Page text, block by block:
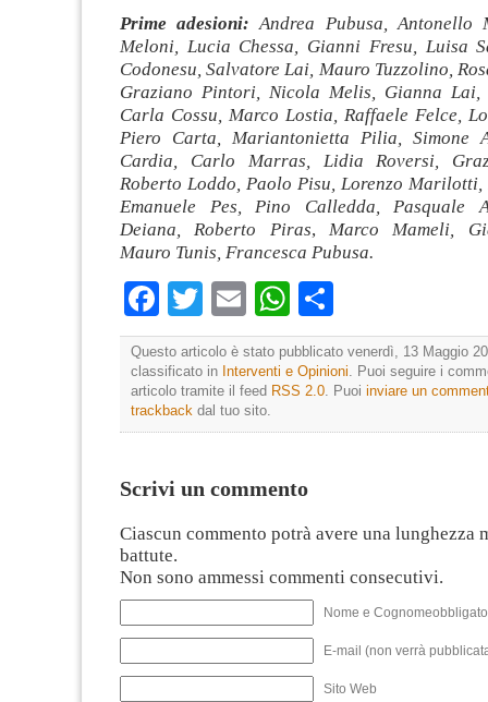
Prime adesioni:Andrea Pubusa, Antonello
Meloni, Lucia Chessa, Gianni Fresu, Luisa
Codonesu, Salvatore Lai, Mauro Tuzzolino,
Graziano Pintori, Nicola Melis, Gianna Lai,
Carla Cossu, Marco Lostia, Raffaele Felce,
Piero Carta, Mariantonietta Pilia, Simone
Cardia, Carlo Marras, Lidia Roversi,
Roberto Loddo, Paolo Pisu, Lorenzo
Emanuele Pes, Pino Calledda, Pasquale
Deiana, Roberto Piras,Marco Mameli,
Mauro Tunis, Francesca Pubusa.
Facebook
TwitterEmailWhatsApp
Questo articolo è stato pubblicato venerdì, 13 Maggio
classificato in Interventi e Opinioni. Puoi seguire i
articolo tramite il feed RSS 2.0. Puoi inviare un
trackback dal tuo sito.
Scrivi un commento
Ciascun commento potrà avere una lunghezza
battute.
Non sono ammessi commenti consecutivi.
Nome e
E-mail (non verrà
Sito Web